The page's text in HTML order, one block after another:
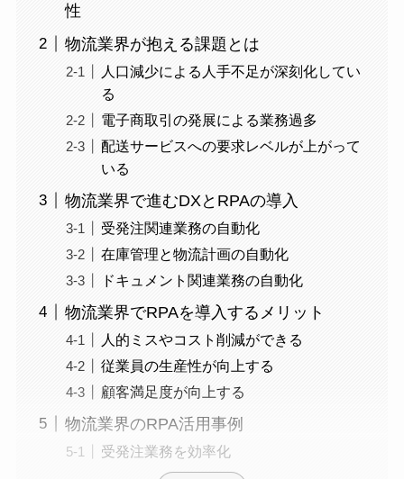
性
物流業界が抱える課題とは
人口減少による人手不足が深刻化してい
る
電子商取引の発展による業務過多
配送サービスへの要求レベルが上がって
いる
物流業界で進むDXとRPAの導入
受発注関連業務の自動化
在庫管理と物流計画の自動化
ドキュメント関連業務の自動化
物流業界でRPAを導入するメリット
人的ミスやコスト削減ができる
従業員の生産性が向上する
顧客満足度が向上する
物流業界のRPA活用事例
受発注業務を効率化